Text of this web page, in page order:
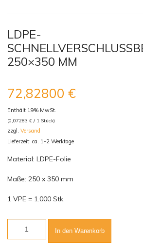
LDPE-
250×350 MM
72,82800 €
Enthält 19% MwSt.
(0,07283 € / 1 Stück)
zzgl. Versand
Lieferzeit: ca. 1-2 Werktage
Material: LDPE-Folie
Maße: 250 x 350 mm
1 VPE = 1.000 Stk.
In den Warenkorb